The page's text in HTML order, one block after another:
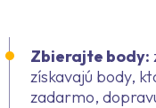
Zbierajte body:
získavajú body,
zadarmo,